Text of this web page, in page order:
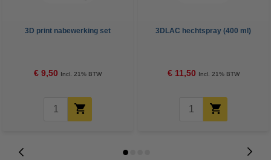
3D print nabewerking set
€ 9,50 Incl. 21% BTW
3DLAC hechtspray (400 ml)
€ 11,50 Incl. 21% BTW